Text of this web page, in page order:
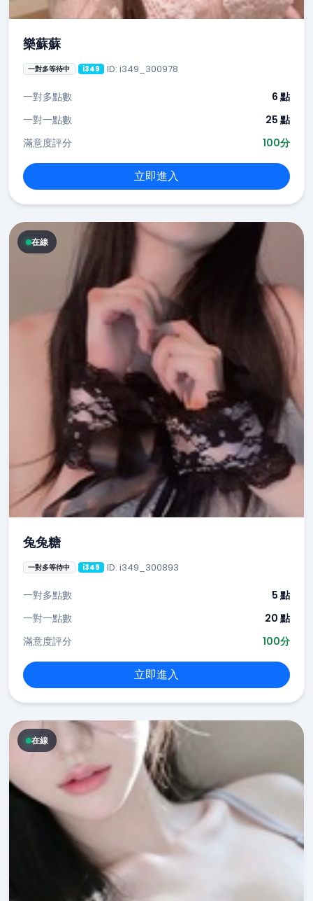
樂蘇蘇
一對多等待中 i349 ID: i349_300978
一對多點數
6 點
一對一點數
25 點
滿意度評分
100分
立即進入
在線
兔兔糖
一對多等待中 i349 ID: i349_300893
一對多點數
5 點
一對一點數
20 點
滿意度評分
100分
立即進入
在線